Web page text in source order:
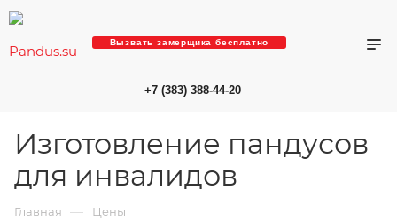
Вызвать замерщика бесплатно
+7 (383) 388-44-20
Изготовление пандусов
для инвалидов
Главная — Цены